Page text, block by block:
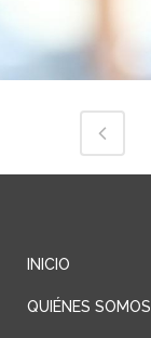
INICIO
QUIÉNES SOMOS